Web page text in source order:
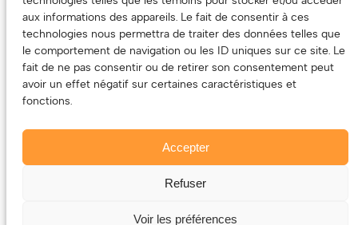
aux informations des appareils. Le fait de consentir à ces
technologies nous permettra de traiter des données telles que
le comportement de navigation ou les ID uniques sur ce site. Le
fait de ne pas consentir ou de retirer son consentement peut
avoir un effet négatif sur certaines caractéristiques et
fonctions.
Accepter
Refuser
Voir les préférences
(Oui, on va avoir des tarifs spéciaux pour vous, les
artistes!)
Le contenu (texte et photos) appartient à ses créatrices et